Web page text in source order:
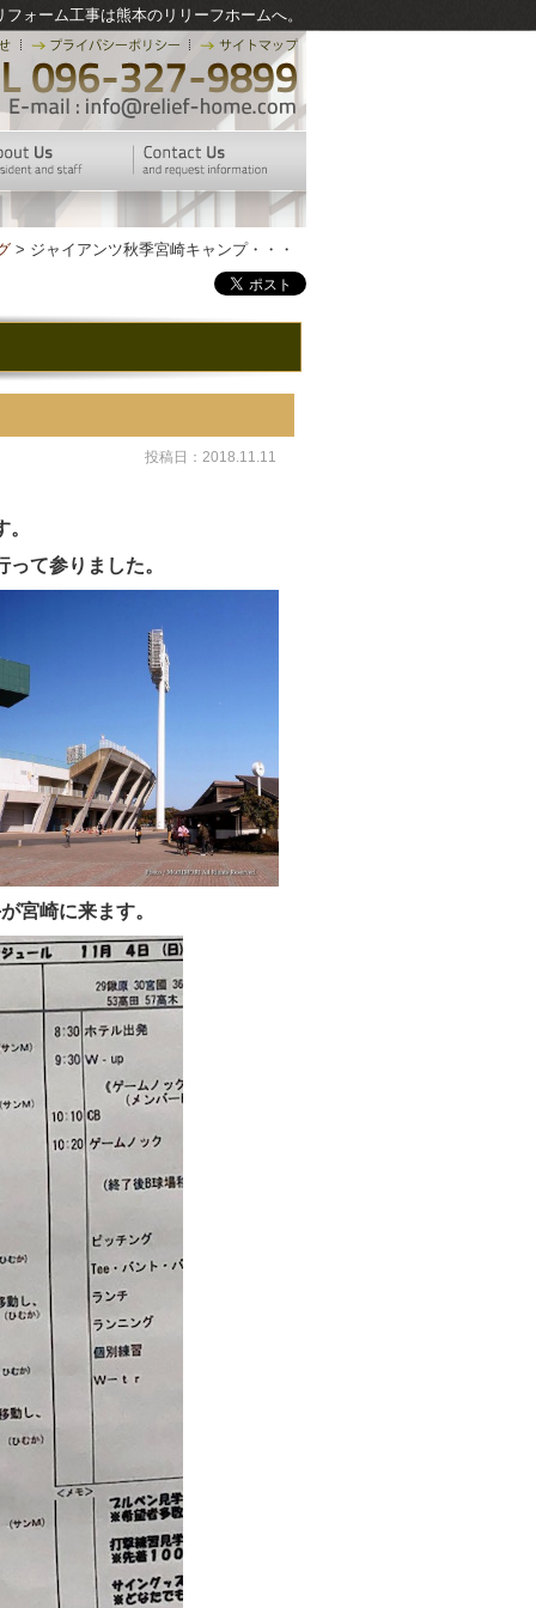
ォーム工事は熊本のリリーフホームへ。
> ジャイアンツ秋季宮崎キャンプ・・・
投稿日：2018.11.11
て参りました。
宮崎に来ます。